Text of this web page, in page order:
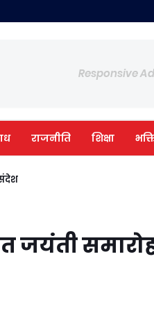
Responsive
राजनीति शिक्षा
जयंती